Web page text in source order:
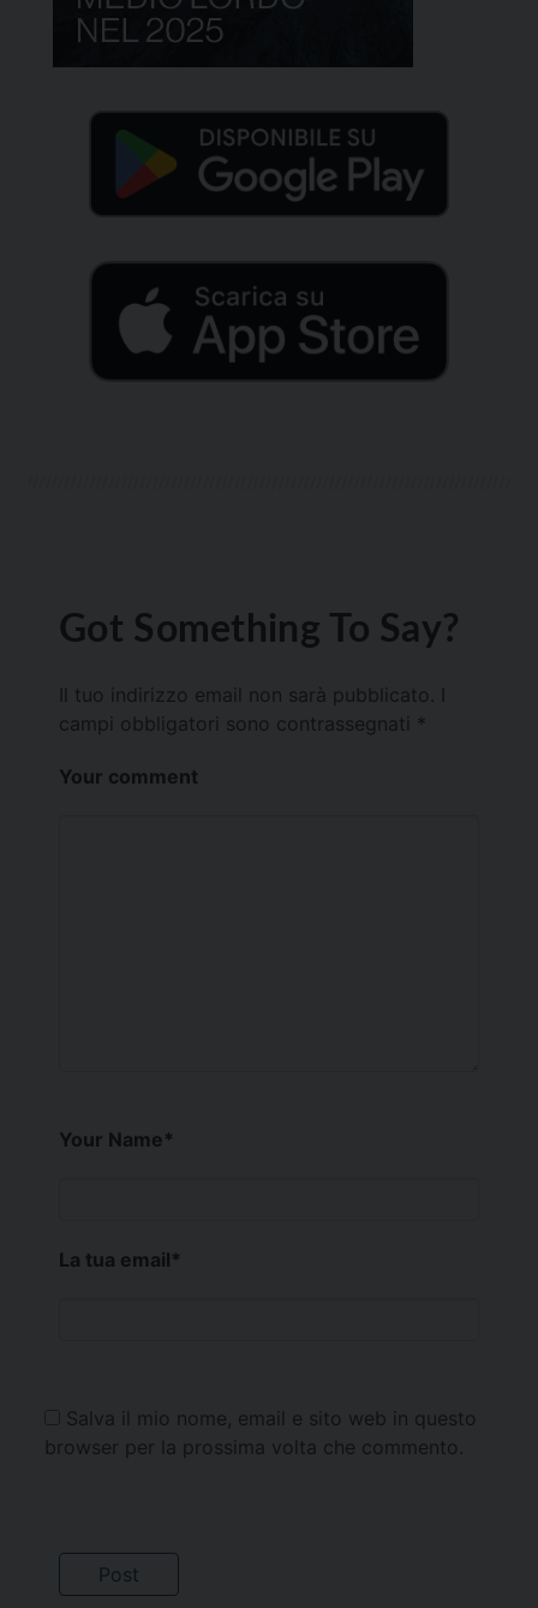
Got Something To Say?
Il tuo indirizzo email non sarà pubblicato.
campi obbligatori sono contrassegnati *
Your comment
Your Name*
La tua email*
Salva il mio nome, email e sito web in questo
browser per la prossima volta che commento.